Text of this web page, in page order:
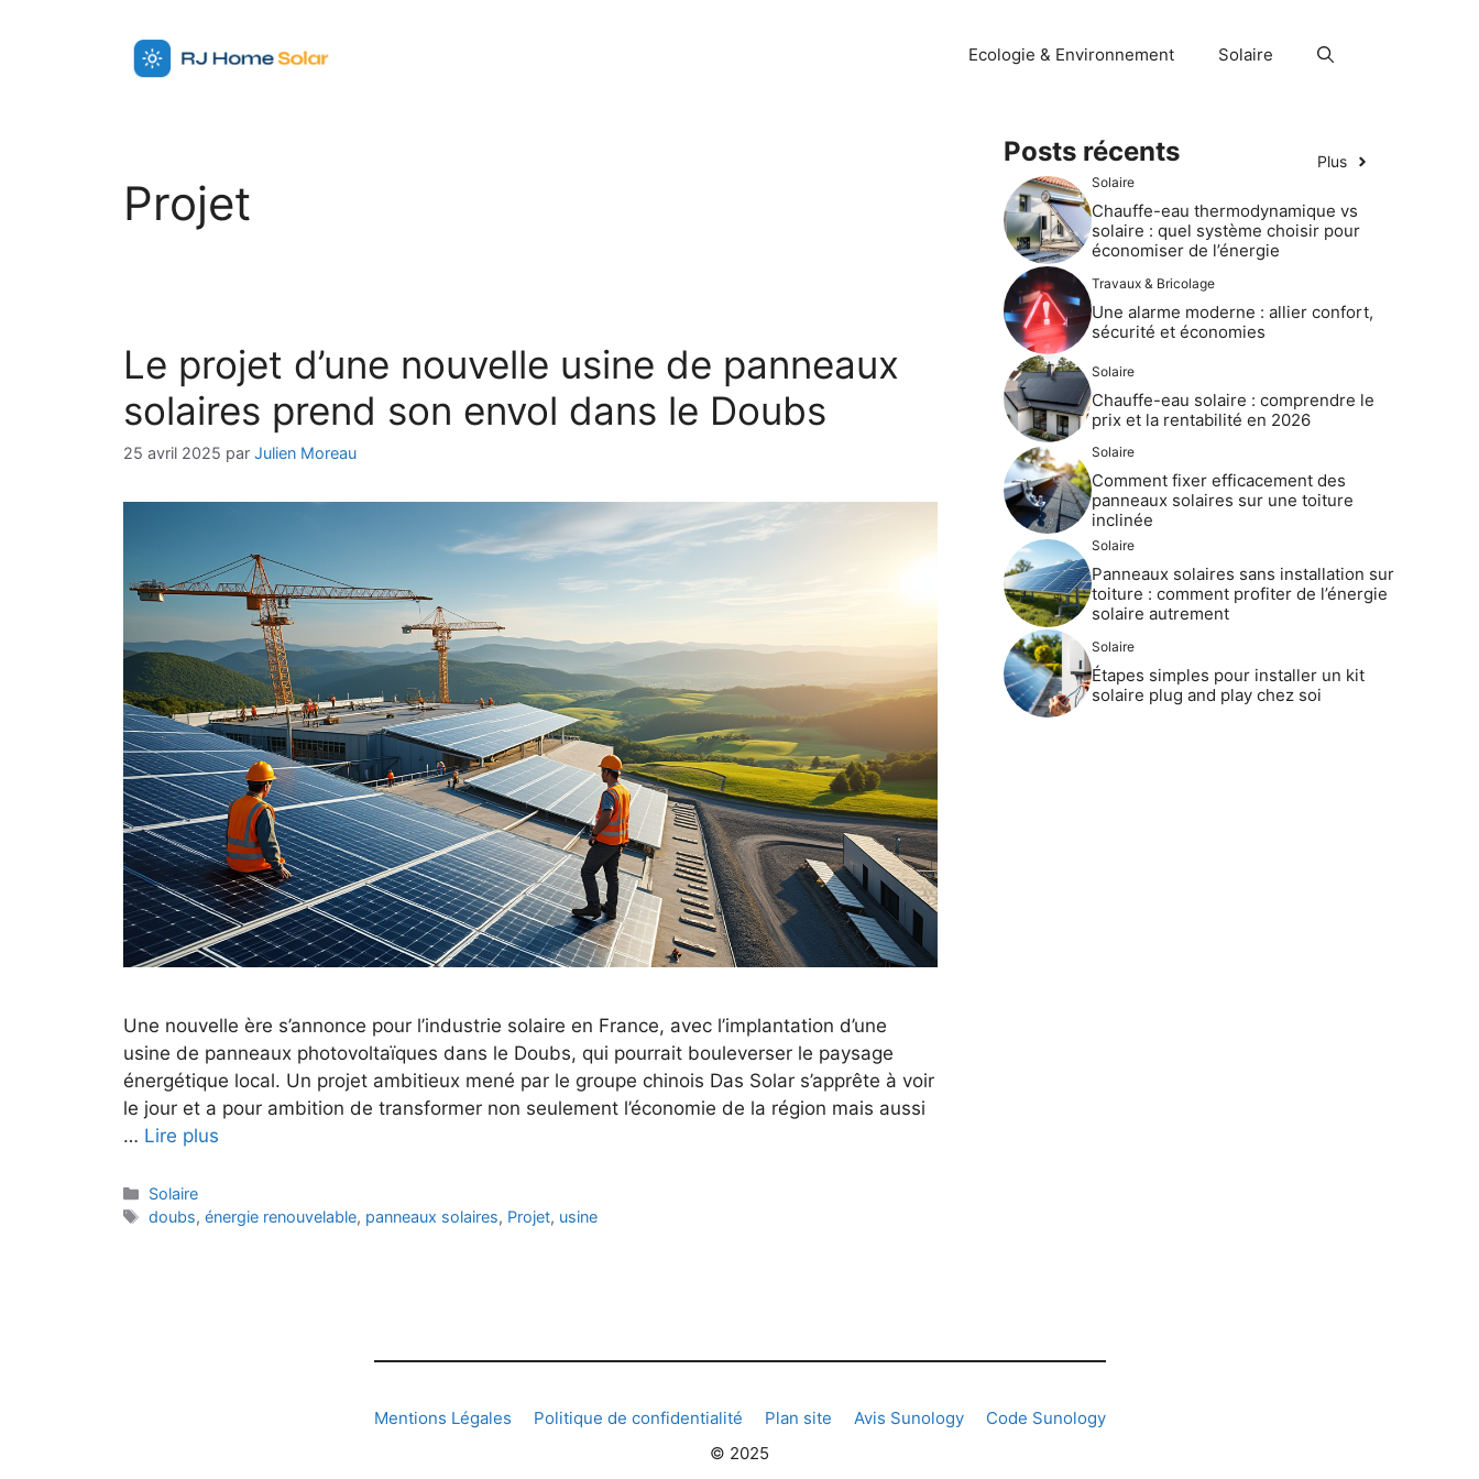
Ecologie & Environnement Solaire
Projet
Le projet d’une nouvelle usine de panneaux
solaires prend son envol dans le Doubs
25 avril 2025 par Julien Moreau
Une nouvelle ère s’annonce pour l’industrie solaire en France, avec l’implantation d’une
usine de panneaux photovoltaïques dans le Doubs, qui pourrait bouleverser le paysage
énergétique local. Un projet ambitieux mené par le groupe chinois Das Solar s’apprête à voir
le jour et a pour ambition de transformer non seulement l’économie de la région mais aussi
… Lire plus
Catégories
Solaire
Étiquettes
doubs,énergie renouvelable, panneaux solaires, Projet, usine
Posts récents Plus
Solaire
Chauffe-eau thermodynamique vs
solaire : quel système choisir pour
économiser de l’énergie
Travaux & Bricolage
Une alarme moderne : allier confort,
sécurité et économies
Solaire
Chauffe-eau solaire : comprendre le
prix et la rentabilité en 2026
Solaire
Comment fixer efficacement des
panneaux solaires sur une toiture
inclinée
Solaire
Panneaux solaires sans installation sur
toiture : comment profiter de l’énergie
solaire autrement
Solaire
Étapes simples pour installer un kit
solaire plug and play chez soi
Mentions Légales Politique de confidentialité Plan site Avis Sunology
Code Sunology
© 2025